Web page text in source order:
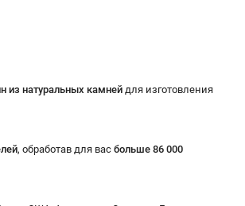
из натуральных камней для изготовления
, обработав для вас больше 86 000